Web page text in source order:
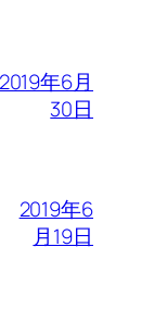
2019年6月
30日
2019年6
月19日